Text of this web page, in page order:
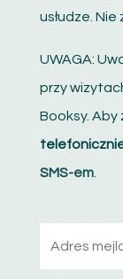
usłudze.
UWAGA:
przy
Booksy. Aby
SMS-em.